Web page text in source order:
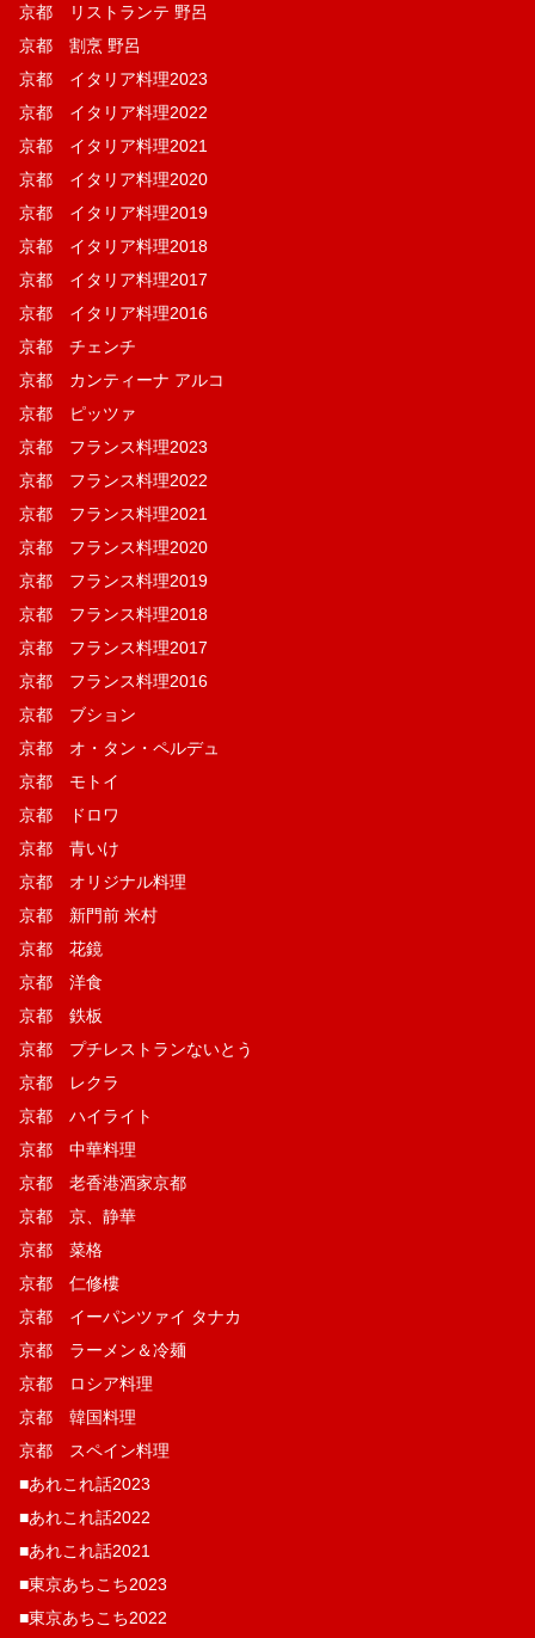
京都 リストランテ 野呂
京都 割烹 野呂
京都 イタリア料理2023
京都 イタリア料理2022
京都 イタリア料理2021
京都 イタリア料理2020
京都 イタリア料理2019
京都 イタリア料理2018
京都 イタリア料理2017
京都 イタリア料理2016
京都 チェンチ
京都 カンティーナ アルコ
京都 ピッツァ
京都 フランス料理2023
京都 フランス料理2022
京都 フランス料理2021
京都 フランス料理2020
京都 フランス料理2019
京都 フランス料理2018
京都 フランス料理2017
京都 フランス料理2016
京都 ブション
京都 オ・タン・ペルデュ
京都 モトイ
京都 ドロワ
京都 青いけ
京都 オリジナル料理
京都 新門前 米村
京都 花鏡
京都 洋食
京都 鉄板
京都 プチレストランないとう
京都 レクラ
京都 ハイライト
京都 中華料理
京都 老香港酒家京都
京都 京、静華
京都 菜格
京都 仁修樓
京都 イーパンツァイ タナカ
京都 ラーメン＆冷麺
京都 ロシア料理
京都 韓国料理
京都 スペイン料理
■あれこれ話2023
■あれこれ話2022
■あれこれ話2021
■東京あちこち2023
■東京あちこち2022